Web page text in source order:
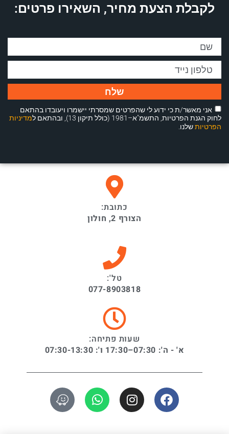
לקבלת הצעת מחיר, השאירו פרטים:
אני מאשר/ת כי ידוע לי שהפרטים שמסרתי יישמרו ויעובדו בהתאם
לחוק הגנת הפרטיות, התשמ"א–1981 (כולל תיקון 13), ובהתאם ל
מדיניות
הפרטיותשלנו.
שלח
כתובת:
הצורף 2, חולון
טל':
077-8903818
שעות פתיחה:
א' - ה': 07:30–17:30 ו': 07:30-13:30